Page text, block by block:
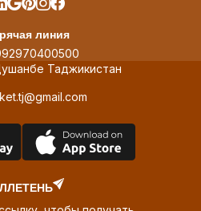
линия
Таджикистан